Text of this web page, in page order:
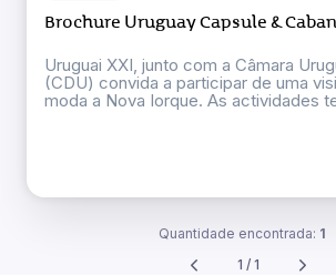
Brochure Uruguay Capsule &
Uruguai XXI, junto com a Câmara
(CDU) convida a participar de uma
moda a Nova Iorque. As actividades
Quantidade encontrada: 1
1 / 1